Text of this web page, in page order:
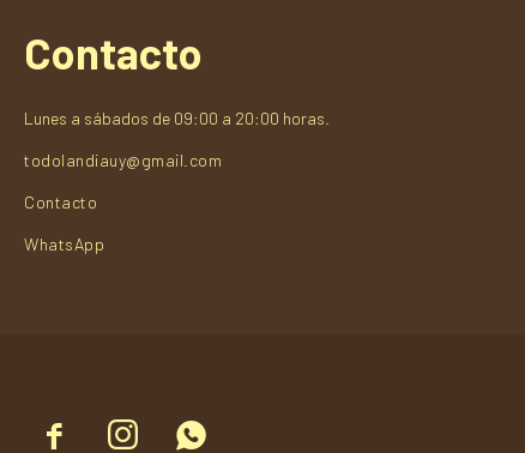
  
Contacto
Lunes a sábados de 09:00 a 20:00 horas.
todolandiauy@gmail.com
Contacto
WhatsApp